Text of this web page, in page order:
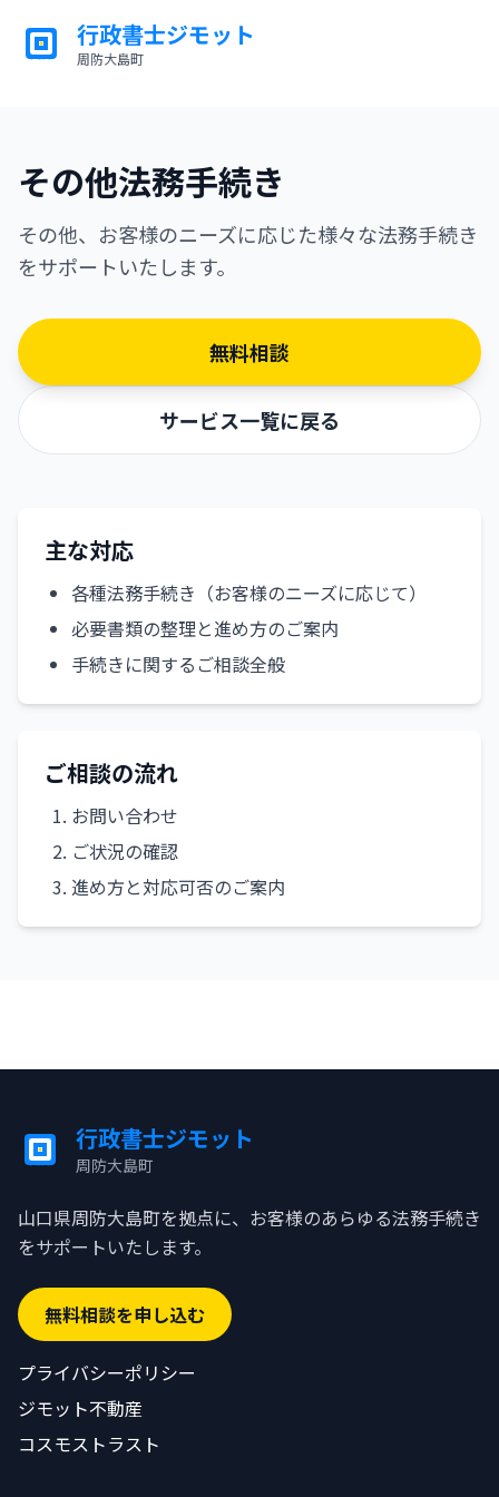
行政書士ジモット
周防大島町
その他法務手続き
その他、お客様のニーズに応じた様々な法務手続き
をサポートいたします。
無料相談
サービス一覧に戻る
主な対応
各種法務手続き（お客様のニーズに応じて）
必要書類の整理と進め方のご案内
手続きに関するご相談全般
ご相談の流れ
お問い合わせ
ご状況の確認
進め方と対応可否のご案内
行政書士ジモット
周防大島町
山口県周防大島町を拠点に、お客様のあらゆる法務手続き
をサポートいたします。
無料相談を申し込む
プライバシーポリシー
ジモット不動産
コスモストラスト